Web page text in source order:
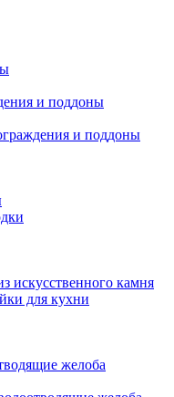
и поддоны
и поддоны
искусственного камня
для кухни
желоба